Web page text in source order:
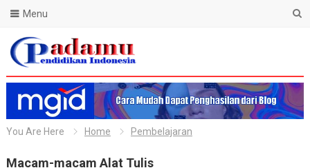
Blog Padamu
Menu
You Are Here Home Pembelajaran
Macam-macam Alat Tulis